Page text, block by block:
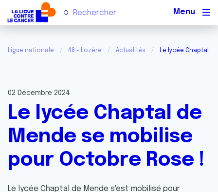
Ligue nationale 48 - Lozère Actualités Le lycée Chaptal
02 Décembre 2024
Le lycée Chaptal de
Mende se mobilise
pour Octobre Rose !
Le lycée Chaptal de Mende s'est mobilisé pour